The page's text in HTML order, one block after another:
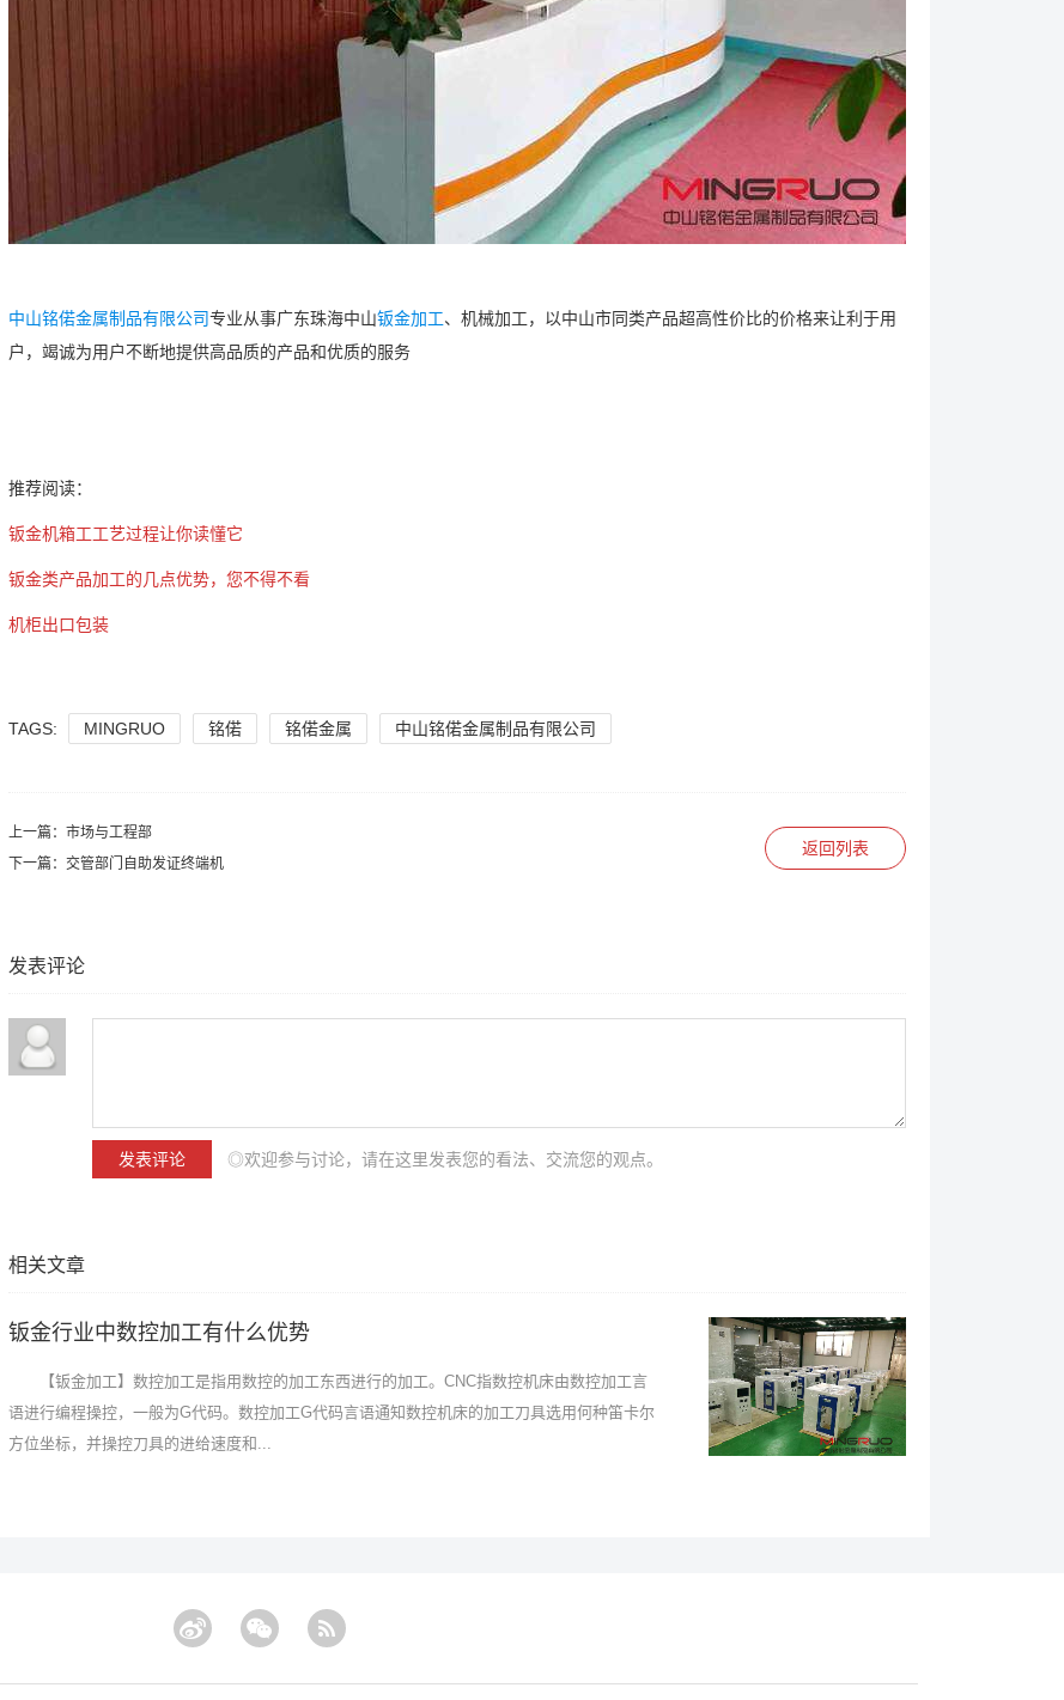
中山铭偌金属制品有限公司专业从事广东珠海中山钣金加工、机械加工，以中山市同类产品超高性价比的价格来让利于用
户，竭诚为用户不断地提供高品质的产品和优质的服务
推荐阅读：
钣金机箱工工艺过程让你读懂它
钣金类产品加工的几点优势，您不得不看
机柜出口包装
TAGS: MINGRUO 铭偌 铭偌金属 中山铭偌金属制品有限公司
返回列表
上一篇： 市场与工程部
下一篇： 交管部门自助发证终端机
发表评论
◎欢迎参与讨论，请在这里发表您的看法、交流您的观点。
相关文章
钣金行业中数控加工有什么优势
【钣金加工】数控加工是指用数控的加工东西进行的加工。CNC指数控机床由数控加工言
语进行编程操控，一般为G代码。数控加工G代码言语通知数控机床的加工刀具选用何种笛卡尔
方位坐标，并操控刀具的进给速度和...